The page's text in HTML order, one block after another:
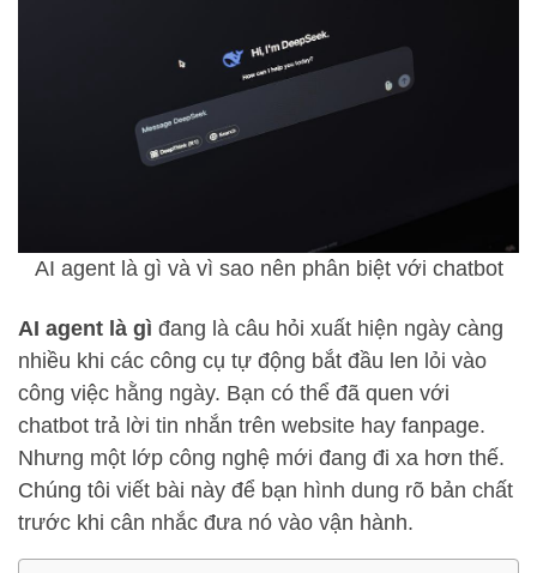
AI agent là gì và vì sao nên phân biệt với chatbot
AI agent là gì đang là câu hỏi xuất hiện ngày càng
nhiều khi các công cụ tự động bắt đầu len lỏi vào
công việc hằng ngày. Bạn có thể đã quen với
chatbot trả lời tin nhắn trên website hay fanpage.
Nhưng một lớp công nghệ mới đang đi xa hơn thế.
Chúng tôi viết bài này để bạn hình dung rõ bản chất
trước khi cân nhắc đưa nó vào vận hành.